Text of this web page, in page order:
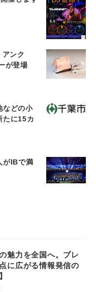
アンク
が登場
などの小
たに15カ
がIBで満
魅力を全国へ。プレ
に広がる情報発信の